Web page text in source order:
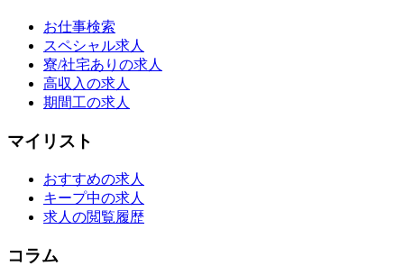
お仕事検索
スペシャル求人
寮/社宅ありの求人
高収入の求人
期間工の求人
マイリスト
おすすめの求人
キープ中の求人
求人の閲覧履歴
コラム